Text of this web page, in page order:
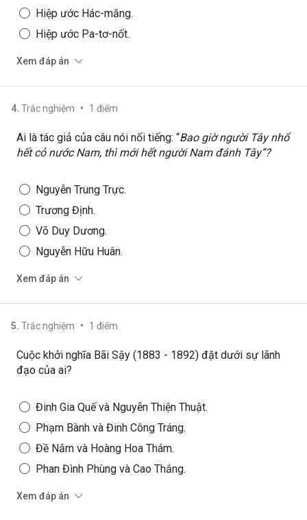
Hiệp ước Hác-măng.
Hiệp ước Pa-tơ-nốt.
Xem đáp án
4. Trắc nghiệm • 1 điểm
Ai là tác giả của câu nói nổi tiếng: “Bao giờ người Tây nhổ
hết cỏ nước Nam, thì mới hết người Nam đánh Tây”?
Nguyễn Trung Trực.
Trương Định.
Võ Duy Dương.
Nguyễn Hữu Huân.
Xem đáp án
5. Trắc nghiệm • 1 điểm
Cuộc khởi nghĩa Bãi Sậy (1883 - 1892) đặt dưới sự lãnh
đạo của ai?
Đinh Gia Quế và Nguyễn Thiện Thuật.
Phạm Bành và Đinh Công Tráng.
Đề Nắm và Hoàng Hoa Thám.
Phan Đình Phùng và Cao Thắng.
Xem đáp án